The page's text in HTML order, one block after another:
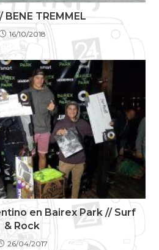
BENE TREMMEL
16/10/2018
en Bairex Park // Surf
& Rock
26/04/2017